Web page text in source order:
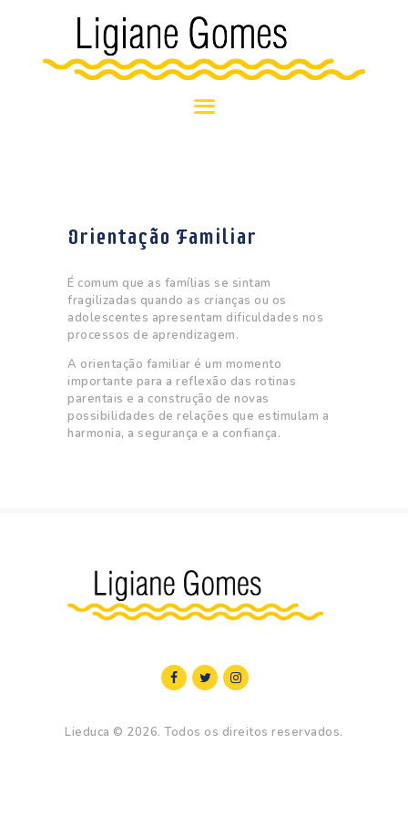
ATENDIMENTOS
NOTÍCIAS E
EVENTOS
Orientação Familiar
É comum que as famílias se sintam
fragilizadas quando as crianças ou os
adolescentes apresentam dificuldades nos
processos de aprendizagem.
A orientação familiar é um momento
importante para a reflexão das rotinas
parentais e a construção de novas
possibilidades de relações que estimulam a
harmonia, a segurança e a confiança.
Lieduca © 2026. Todos os direitos reservados.